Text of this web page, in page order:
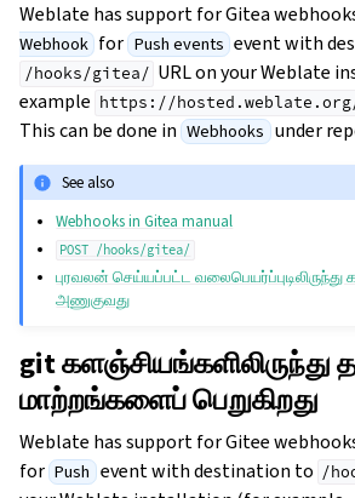
Weblate has support for Gitea
Webhook for Push events event with
/hooks/gitea/ URL on your Weblate
example https://
This can be done in Webhooks under
See also
Webhooks in Gitea manual
POST /hooks/gitea/
புரவலன் செய்யப்பட்ட
அணுகுவது
git களஞ்சியங்களிலிருந்து
மாற்றங்களைப் பெறுகிறது
Weblate has support for Gitee
for Push event with destination to /